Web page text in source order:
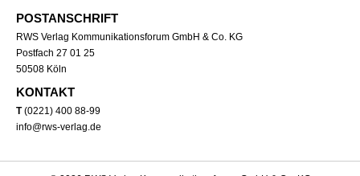
POSTANSCHRIFT
RWS Verlag Kommunikationsforum GmbH & Co. KG
Postfach 27 01 25
50508 Köln
KONTAKT
T(0221) 400 88-99
info@rws-verlag.de